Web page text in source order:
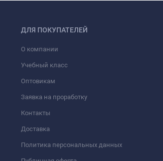
ДЛЯ ПОКУПАТЕЛЕЙ
О компании
Учебный класс
Оптовикам
Заявка на проработку
Контакты
Доставка
Политика персональных данных